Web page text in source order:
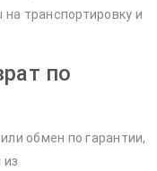
транспортировку и
по
обмен по гарантии,